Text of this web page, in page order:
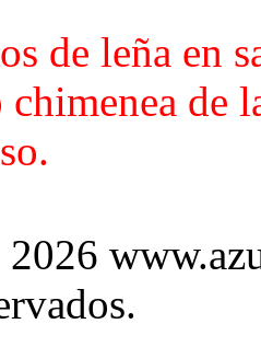
de leña en
de